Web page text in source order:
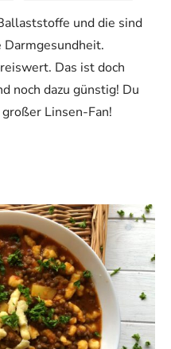
und die sind
Das ist doch
noch dazu günstig! Du
Linsen-Fan!